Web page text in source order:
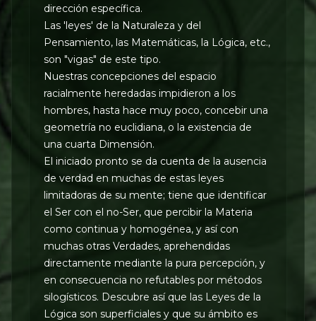
dirección específica.
Las 'leyes' de la Naturaleza y del
Pensamiento, las Matemáticas, la Lógica, etc.,
son "vigas" de este tipo.
Nuestras concepciones del espacio
racialmente heredadas impidieron a los
hombres, hasta hace muy poco, concebir una
geometría no euclidiana, o la existencia de
una cuarta Dimensión.
El iniciado pronto se da cuenta de la ausencia
de verdad en muchas de estas leyes
limitadoras de su mente; tiene que identificar
el Ser con el no-Ser, que percibir la Materia
como continua y homogénea, y así con
muchas otras Verdades, aprehendidas
directamente mediante la pura percepción, y
en consecuencia no refutables por métodos
silogísticos. Descubre así que las Leyes de la
Lógica son superficiales y que su ámbito es